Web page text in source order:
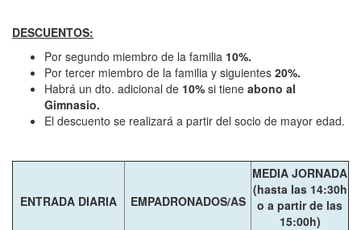
DESCUENTOS:
Por segundo miembro de la familia 10%.
Por tercer miembro de la familia y siguientes 20%.
Habrá un dto. adicional de 10% si tiene abono al
Gimnasio.
El descuento se realizará a partir del socio de mayor edad.
ENTRADA DIARIA EMPADRONADOS/AS
MEDIA JORNADA
(hasta las 14:30h
o a partir de las
15:00h)